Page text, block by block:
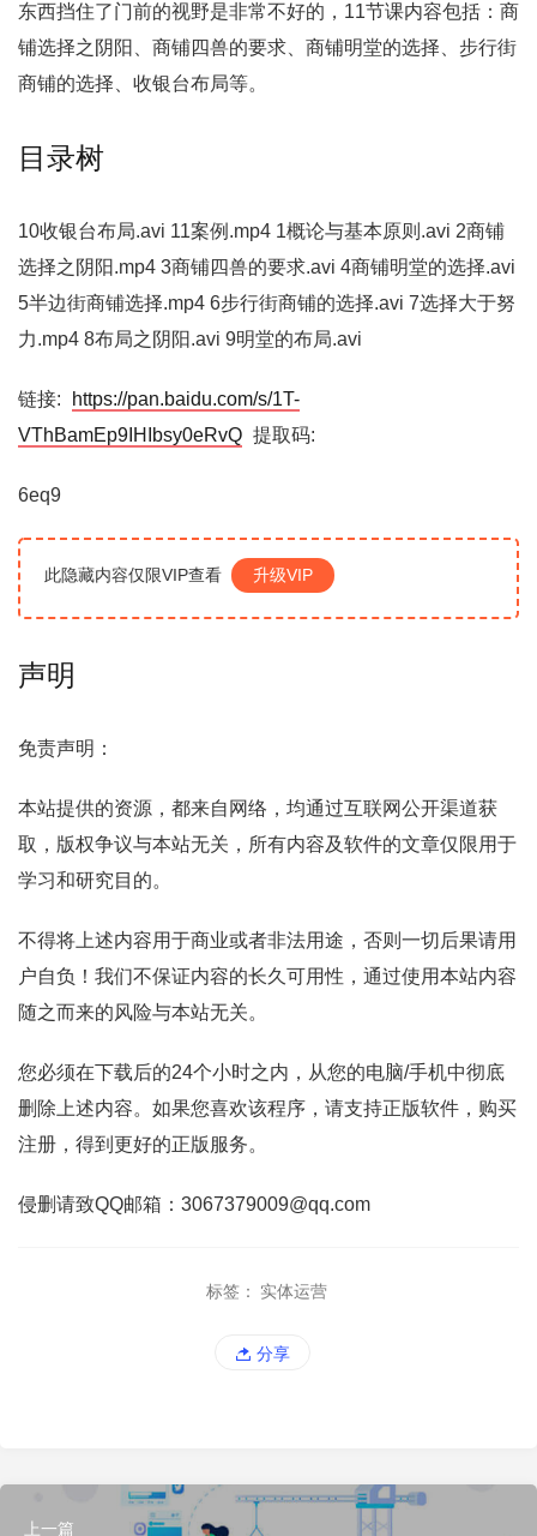
东西挡住了门前的视野是非常不好的，11节课内容包括：商
铺选择之阴阳、商铺四兽的要求、商铺明堂的选择、步行街
商铺的选择、收银台布局等。
目录树
10收银台布局.avi 11案例.mp4 1概论与基本原则.avi 2商铺
选择之阴阳.mp4 3商铺四兽的要求.avi 4商铺明堂的选择.avi
5半边街商铺选择.mp4 6步行街商铺的选择.avi 7选择大于努
力.mp4 8布局之阴阳.avi 9明堂的布局.avi
链接:
https://pan.baidu.com/s/1T-
VThBamEp9IHIbsy0eRvQ 提取码:
6eq9
此隐藏内容仅限VIP查看 升级VIP
声明
免责声明：
本站提供的资源，都来自网络，均通过互联网公开渠道获
取，版权争议与本站无关，所有内容及软件的文章仅限用于
学习和研究目的。
不得将上述内容用于商业或者非法用途，否则一切后果请用
户自负！我们不保证内容的长久可用性，通过使用本站内容
随之而来的风险与本站无关。
您必须在下载后的24个小时之内，从您的电脑/手机中彻底
删除上述内容。如果您喜欢该程序，请支持正版软件，购买
注册，得到更好的正版服务。
侵删请致QQ邮箱：3067379009@qq.com
标签： 实体运营
分享
上一篇